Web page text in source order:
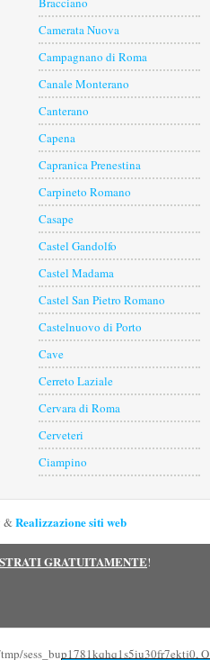
Camerata Nuova
Campagnano di Roma
Canale Monterano
Canterano
Capena
Capranica Prenestina
Carpineto Romano
Casape
Castel Gandolfo
Castel Madama
Castel San Pietro Romano
Castelnuovo di Porto
Cave
Cerreto Laziale
Cervara di Roma
Cerveteri
Ciampino
&Realizzazione siti web
GRATUITAMENTE!
sess_bup1781kqhq1s5iu30fr7ektj0,